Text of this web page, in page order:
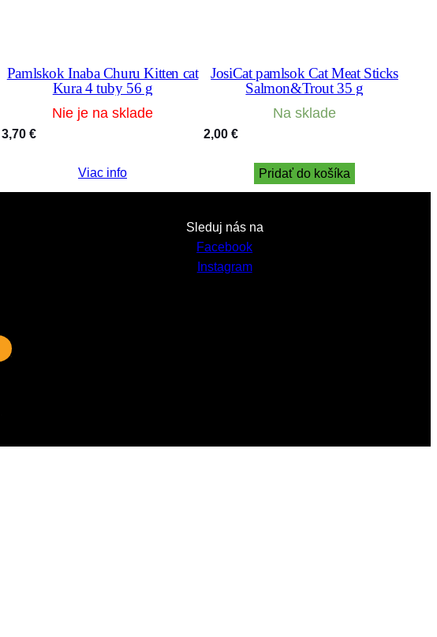
Pamlskok Inaba Churu Kitten cat
Kura 4 tuby 56 g
Nie je na sklade
3,70 €
Viac info
JosiCat pamlsok Cat Meat Sticks
Salmon&Trout 35 g
Na sklade
2,00 €
Pridať do košíka
Sleduj nás na
Facebook
Instagram